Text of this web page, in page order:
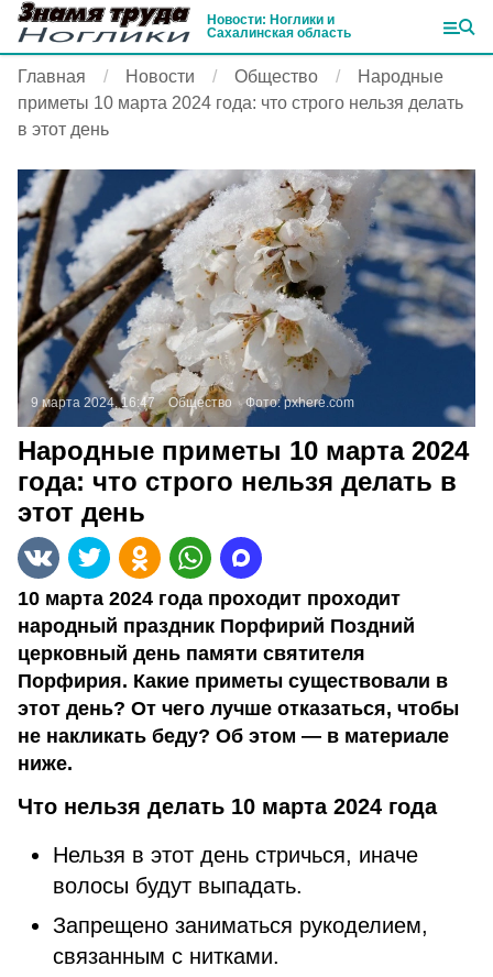
Новости: Ноглики и
Сахалинская область
Главная Новости Общество
Народные
приметы 10 марта 2024 года: что строго нельзя делать
в этот день
9 марта 2024, 16:47 Общество Фото:pxhere.com
Народные приметы 10 марта 2024
года: что строго нельзя делать в
этот день
10 марта 2024 года проходит проходит
народный праздник Порфирий Поздний
церковный день памяти святителя
Порфирия. Какие приметы существовали в
этот день? От чего лучше отказаться, чтобы
не накликать беду? Об этом — в материале
ниже.
Что нельзя делать 10 марта 2024 года
Нельзя в этот день стричься, иначе
волосы будут выпадать.
Запрещено заниматься рукоделием,
связанным с нитками.